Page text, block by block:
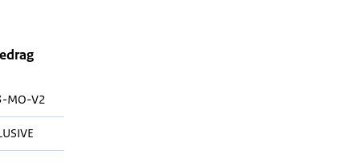
MO-V2